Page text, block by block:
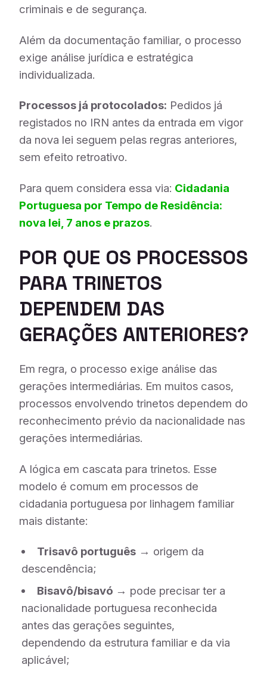
criminais e de segurança.
Além da documentação familiar, o processo
exige análise jurídica e estratégica
individualizada.
Processos já protocolados: Pedidos já
registados no IRN antes da entrada em vigor
da nova lei seguem pelas regras anteriores,
sem efeito retroativo.
Para quem considera essa via: Cidadania
Portuguesa por Tempo de Residência:
nova lei, 7 anos e prazos.
POR QUE OS PROCESSOS
PARA TRINETOS
DEPENDEM DAS
GERAÇÕES ANTERIORES?
Em regra, o processo exige análise das
gerações intermediárias. Em muitos casos,
processos envolvendo trinetos dependem do
reconhecimento prévio da nacionalidade nas
gerações intermediárias.
A lógica em cascata para trinetos. Esse
modelo é comum em processos de
cidadania portuguesa por linhagem familiar
mais distante:
Trisavô português→ origem da
descendência;
Bisavô/bisavó → pode precisar ter a
nacionalidade portuguesa reconhecida
antes das gerações seguintes,
dependendo da estrutura familiar e da via
aplicável;